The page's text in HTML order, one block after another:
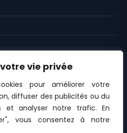
vie privée
pour améliorer votre
diffuser des publicités ou du
et analyser notre trafic. En
vous consentez à notre
19h30